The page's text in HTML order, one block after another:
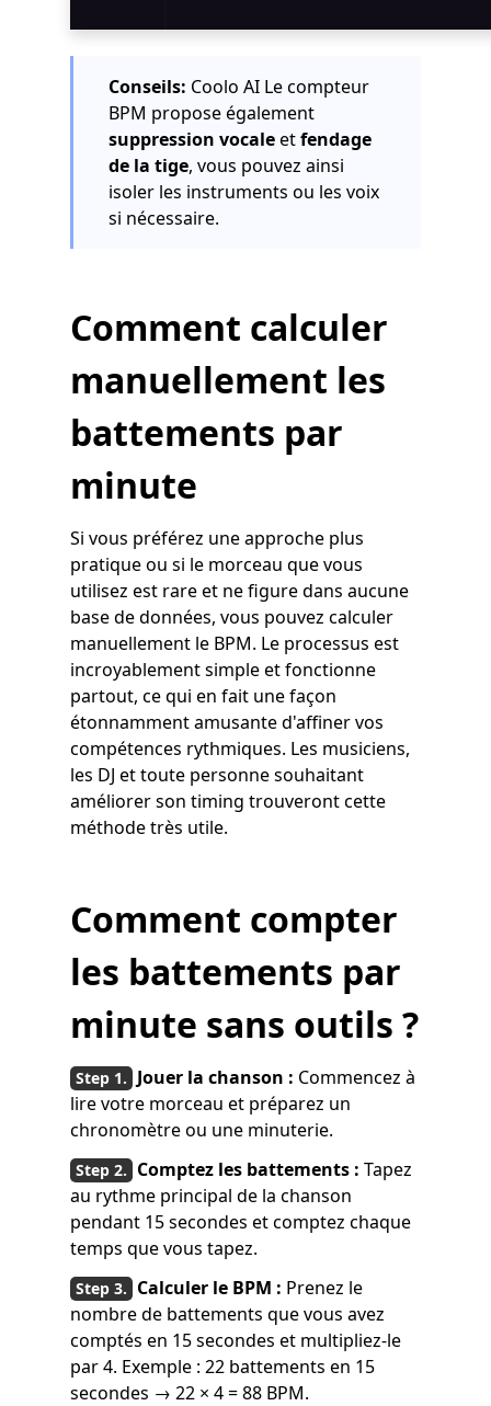
Conseils: Coolo AI Le compteur
BPM propose également
suppression vocaleetfendage
de la tige, vous pouvez ainsi
isoler les instruments ou les voix
si nécessaire.
Comment calculer
manuellement les
battements par
minute
Si vous préférez une approche plus
pratique ou si le morceau que vous
utilisez est rare et ne figure dans aucune
base de données, vous pouvez calculer
manuellement le BPM. Le processus est
incroyablement simple et fonctionne
partout, ce qui en fait une façon
étonnamment amusante d'affiner vos
compétences rythmiques. Les musiciens,
les DJ et toute personne souhaitant
améliorer son timing trouveront cette
méthode très utile.
Comment compter
les battements par
minute sans outils ?
Jouer la chanson : Commencez à
lire votre morceau et préparez un
chronomètre ou une minuterie.
Comptez les battements : Tapez
au rythme principal de la chanson
pendant 15 secondes et comptez chaque
temps que vous tapez.
Calculer le BPM : Prenez le
nombre de battements que vous avez
comptés en 15 secondes et multipliez-le
par 4. Exemple : 22 battements en 15
secondes → 22 × 4 = 88 BPM.